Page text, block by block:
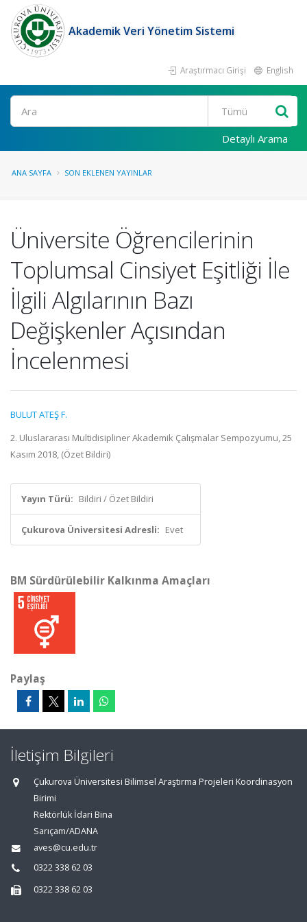
Akademik Veri Yönetim Sistemi
Araştırmacı Girişi English
Ara
Detaylı Arama
ANA SAYFA SON EKLENEN YAYINLAR
Üniversite Öğrencilerinin
Toplumsal Cinsiyet Eşitliği İle
İlgili Algılarının Bazı
Değişkenler Açısından
İncelenmesi
BULUT ATEŞ F.
2. Uluslararası Multidisipliner Akademik Çalışmalar Sempozyumu, 25
Kasım 2018, (Özet Bildiri)
Yayın Türü: Bildiri / Özet Bildiri
Çukurova Üniversitesi Adresli: Evet
BM Sürdürülebilir Kalkınma Amaçları
Paylaş
İletişim Bilgileri
Çukurova Üniversitesi Bilimsel Araştırma Projeleri Koordinasyon
Birimi
Rektörlük İdari Bina
Sarıçam/ADANA
aves@cu.edu.tr
0322 338 62 03
0322 338 62 03